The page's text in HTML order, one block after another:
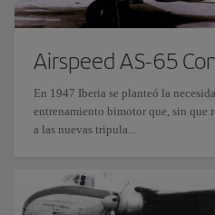
Airspeed AS-65
En 1947 Iberia se planteó la
entrenamiento bimotor que, sin que
a las nuevas tripula...